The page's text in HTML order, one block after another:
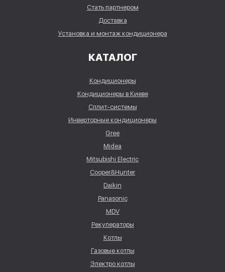
Стать партнером
Доставка
Установка и монтаж кондиционера
КАТАЛОГ
Кондиционеры
Кондиционеры в Киеве
Сплит-системы
Инверторные кондиционеры
Gree
Midea
Mitsubishi Electric
Cooper&Hunter
Daikin
Panasonic
MDV
Рекуператоры
Котлы
Газовые котлы
Электро котлы